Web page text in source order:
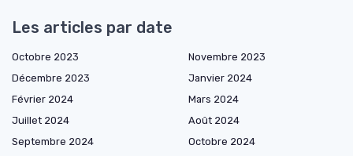
Les articles par date
Octobre 2023
Novembre 2023
Décembre 2023
Janvier 2024
Février 2024
Mars 2024
Juillet 2024
Août 2024
Septembre 2024
Octobre 2024